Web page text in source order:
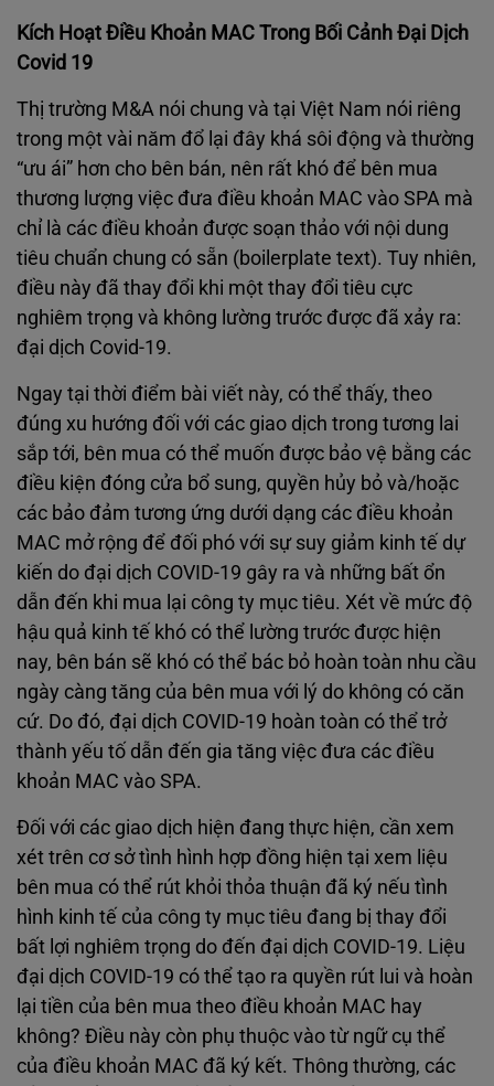
Kích Hoạt Điều Khoản MAC Trong Bối Cảnh Đại Dịch
Covid 19
Thị trường M&A nói chung và tại Việt Nam nói riêng
trong một vài năm đổ lại đây khá sôi động và thường
“ưu ái” hơn cho bên bán, nên rất khó để bên mua
thương lượng việc đưa điều khoản MAC vào SPA mà
chỉ là các điều khoản được soạn thảo với nội dung
tiêu chuẩn chung có sẵn (boilerplate text). Tuy nhiên,
điều này đã thay đổi khi một thay đổi tiêu cực
nghiêm trọng và không lường trước được đã xảy ra:
đại dịch Covid-19.
Ngay tại thời điểm bài viết này, có thể thấy, theo
đúng xu hướng đối với các giao dịch trong tương lai
sắp tới, bên mua có thể muốn được bảo vệ bằng các
điều kiện đóng cửa bổ sung, quyền hủy bỏ và/hoặc
các bảo đảm tương ứng dưới dạng các điều khoản
MAC mở rộng để đối phó với sự suy giảm kinh tế dự
kiến do đại dịch COVID-19 gây ra và những bất ổn
dẫn đến khi mua lại công ty mục tiêu. Xét về mức độ
hậu quả kinh tế khó có thể lường trước được hiện
nay, bên bán sẽ khó có thể bác bỏ hoàn toàn nhu cầu
ngày càng tăng của bên mua với lý do không có căn
cứ. Do đó, đại dịch COVID-19 hoàn toàn có thể trở
thành yếu tố dẫn đến gia tăng việc đưa các điều
khoản MAC vào SPA.
Đối với các giao dịch hiện đang thực hiện, cần xem
xét trên cơ sở tình hình hợp đồng hiện tại xem liệu
bên mua có thể rút khỏi thỏa thuận đã ký nếu tình
hình kinh tế của công ty mục tiêu đang bị thay đổi
bất lợi nghiêm trọng do đến đại dịch COVID-19. Liệu
đại dịch COVID-19 có thể tạo ra quyền rút lui và hoàn
lại tiền của bên mua theo điều khoản MAC hay
không? Điều này còn phụ thuộc vào từ ngữ cụ thể
của điều khoản MAC đã ký kết. Thông thường, các